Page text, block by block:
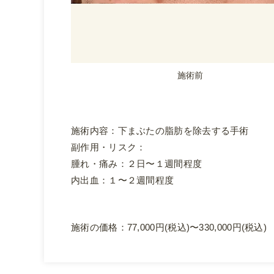
施術前
施術内容：下まぶたの脂肪を除去する手術
副作用・リスク：
腫れ・痛み：２日〜１週間程度
内出血：１〜２週間程度
施術の価格：77,000円(税込)〜330,000円(税込)